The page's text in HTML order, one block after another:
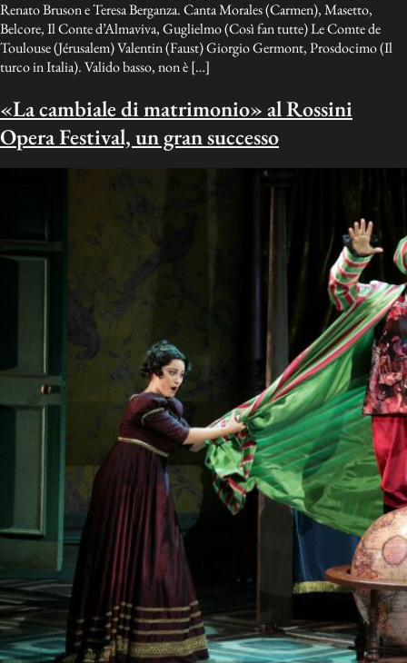
Renato Bruson e Teresa Berganza. Canta Morales (Carmen), Masetto,
Belcore, Il Conte d’Almaviva, Guglielmo (Così fan tutte) Le Comte de
Toulouse (Jérusalem) Valentin (Faust) Giorgio Germont, Prosdocimo (Il
turco in Italia). Valido basso, non è […]
«La cambiale di matrimonio» al Rossini
Opera Festival, un gran successo